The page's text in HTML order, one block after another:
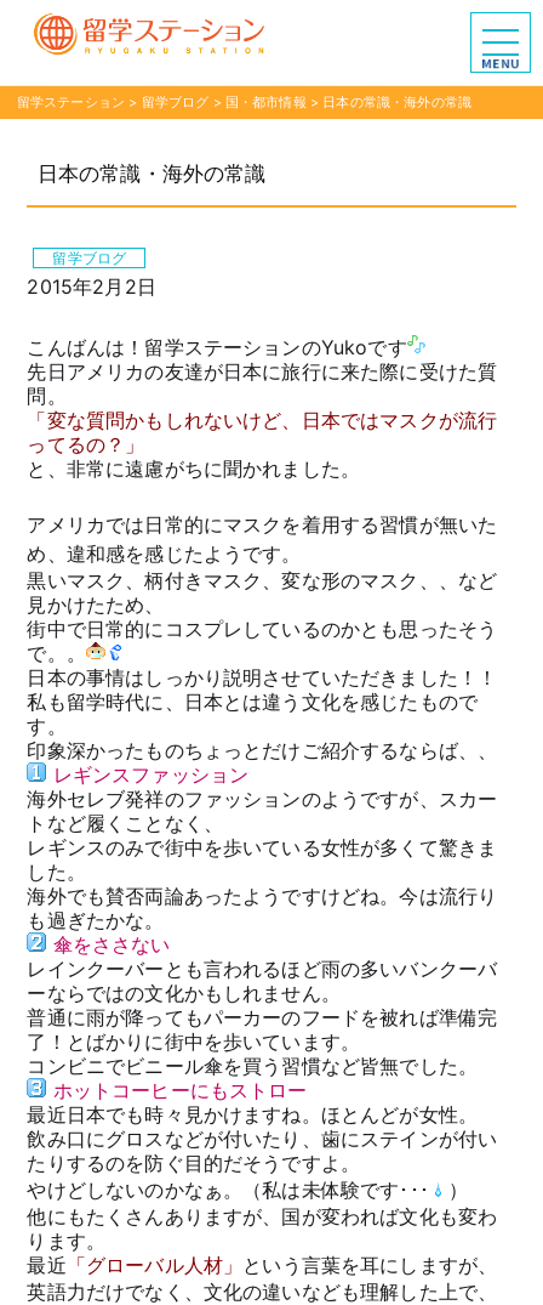
留学ステーション > 留学ブログ > 国・都市情報 > 日本の常識・海外の常識
日本の常識・海外の常識
留学ブログ
2015年2月2日
こんばんは！留学ステーションのYukoです
先日アメリカの友達が日本に旅行に来た際に受けた質
問。
「変な質問かもしれないけど、日本ではマスクが流行
ってるの？」
と、非常に遠慮がちに聞かれました。
アメリカでは日常的にマスクを着用する習慣が無いた
め、違和感を感じたようです。
黒いマスク、柄付きマスク、変な形のマスク、、など
見かけたため、
街中で日常的にコスプレしているのかとも思ったそう
で。。
日本の事情はしっかり説明させていただきました！！
私も留学時代に、日本とは違う文化を感じたもので
す。
印象深かったものちょっとだけご紹介するならば、、
レギンスファッション
海外セレブ発祥のファッションのようですが、スカー
トなど履くことなく、
レギンスのみで街中を歩いている女性が多くて驚きま
した。
海外でも賛否両論あったようですけどね。今は流行り
も過ぎたかな。
傘をささない
レインクーバーとも言われるほど雨の多いバンクーバ
ーならではの文化かもしれません。
普通に雨が降ってもパーカーのフードを被れば準備完
了！とばかりに街中を歩いています。
コンビニでビニール傘を買う習慣など皆無でした。
ホットコーヒーにもストロー
最近日本でも時々見かけますね。ほとんどが女性。
飲み口にグロスなどが付いたり、歯にステインが付い
たりするのを防ぐ目的だそうですよ。
やけどしないのかなぁ。（私は未体験です･･･
）
他にもたくさんありますが、国が変われば文化も変わ
ります。
最近 「グローバル人材」 という言葉を耳にしますが、
英語力だけでなく、文化の違いなども理解した上で、